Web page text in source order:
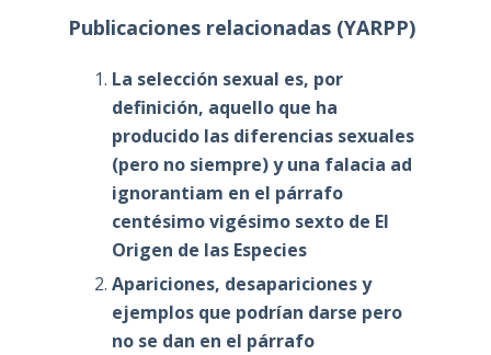
Publicaciones relacionadas (YARPP)
La selección sexual es, por
definición, aquello que ha
producido las diferencias sexuales
(pero no siempre) y una falacia ad
ignorantiam en el párrafo
centésimo vigésimo sexto de El
Origen de las Especies
Apariciones, desapariciones y
ejemplos que podrían darse pero
no se dan en el párrafo